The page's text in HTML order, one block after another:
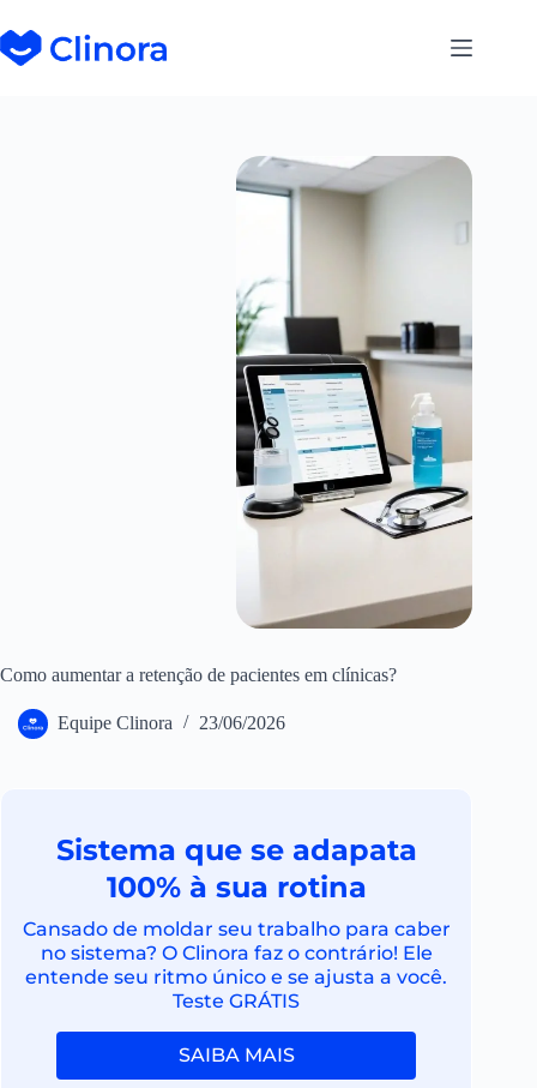
Como aumentar a retenção de pacientes em clínicas?
Equipe Clinora 23/06/2026
Sistema que se adapata
100% à sua rotina
Cansado de moldar seu trabalho para caber
no sistema? O Clinora faz o contrário! Ele
entende seu ritmo único e se ajusta a você.
Teste GRÁTIS
SAIBA MAIS